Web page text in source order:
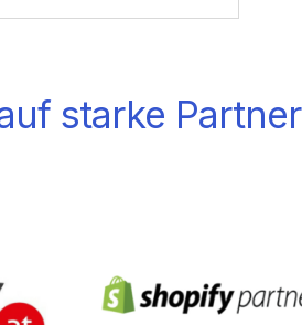
starke Partner